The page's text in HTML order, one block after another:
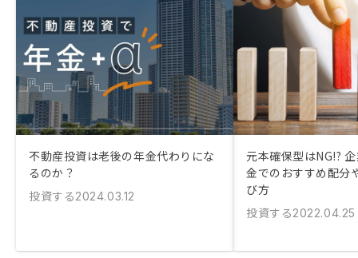
不動産投資は老後の年金代わりにな
るのか？
投資する2024.03.12
元本確保型はNG!?
金でのおすすめ配分
び方
投資する2022.04.25